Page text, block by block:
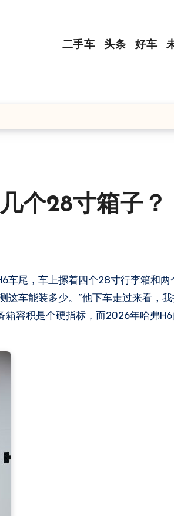
二手车 头条 好车
个28寸箱子？
这车能装多少。”他下车走过来看，
容积是个硬指标，而2026年哈弗